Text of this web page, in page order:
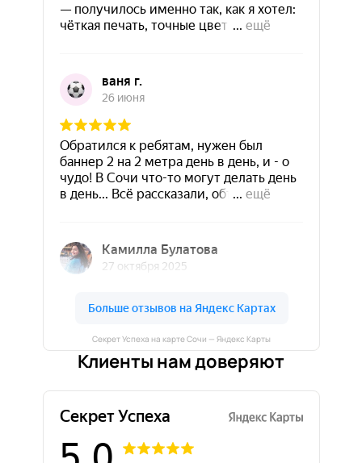
Секрет Успеха на карте Сочи — Яндекс Карты
Клиенты нам доверяют